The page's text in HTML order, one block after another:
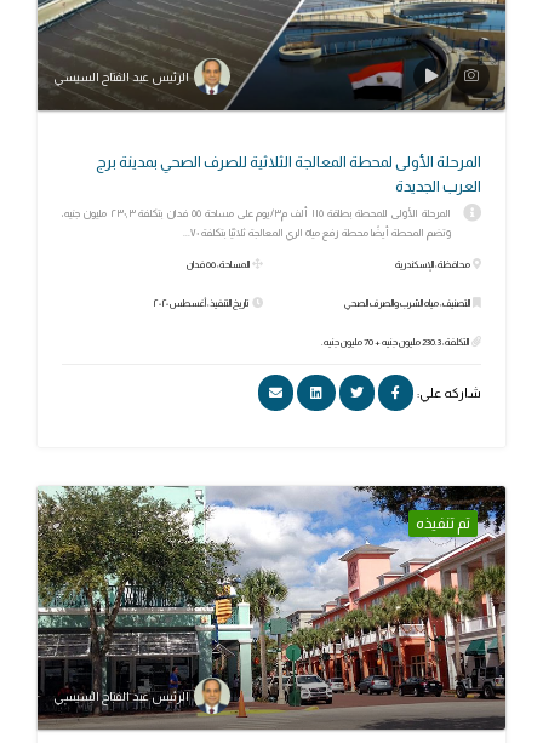
الرئيس عبد الفتاح السيسي
المرحلة الأولى لمحطة المعالجة الثلاثية للصرف الصحي بمدينة برج
العرب الجديدة
المرحلة الأولى للمحطة بطاقة ١١٥ ألف م٣/يوم على مساحة ٥٥ فدان بتكلفة ٢٣٠,٣ مليون جنيه،
وتضم المحطة أيضًا محطة رفع مياه الري المعالجة ثلاثيًا بتكلفة ٧٠...
محافظة: الإسكندرية
التصنيف: مياه الشرب والصرف الصحي
التكلفة: 230.3 مليون جنيه + 70 مليون جنيه.
المساحة: ٥٥ فدان
تاريخ التنفيذ: أغسطس ٢٠٢٠
شاركه علي:
تم تنفيذه
الرئيس عبد الفتاح السيسي